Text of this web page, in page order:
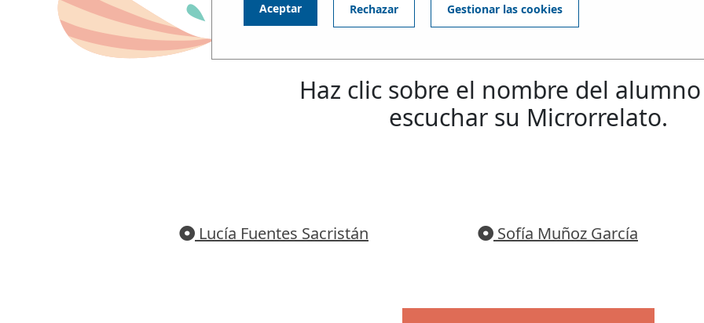
NIVEL 3: Alumnos de 1 y 2 de
Haz clic sobre el nombre del
escuchar su Microrrelato.
Lucía Fuentes Sacristán Sofía Muñoz García
Aceptar Rechazar Gestionar las cookies